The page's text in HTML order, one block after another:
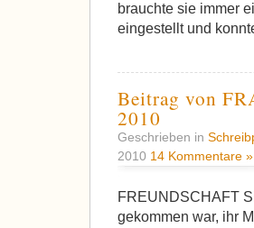
brauchte sie immer
eingestellt und
Beitrag von
2010
Geschrieben in
2010 14 Kommentare »
FREUNDSCHAFT
gekommen war, ihr